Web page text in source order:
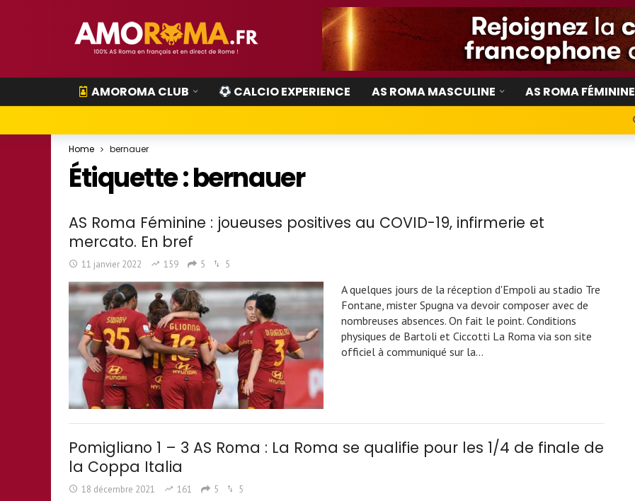
AMOROMA CLUB CALCIO EXPERIENCE AS ROMA MASCULINE AS ROMA FÉMININE
Home bernauer
Étiquette :bernauer
AS Roma Féminine : joueuses positives au COVID-19, infirmerie et
mercato. En bref
11 janvier 2022 159 5 5
A quelques jours de la réception d'Empoli au stadio Tre
Fontane, mister Spugna va devoir composer avec de
nombreuses absences. On fait le point. Conditions
physiques de Bartoli et Ciccotti La Roma via son site
officiel à communiqué sur la…
Pomigliano 1 – 3 AS Roma : La Roma se qualifie pour les 1/4 de finale de
la Coppa Italia
18 décembre 2021 161 5 5